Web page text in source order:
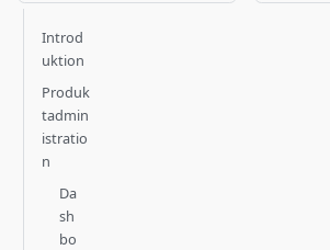
Introd
uktion
Produk
tadmin
istratio
n
Da
sh
bo